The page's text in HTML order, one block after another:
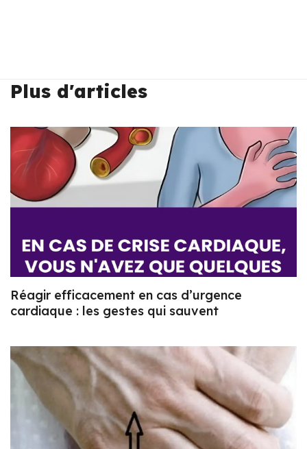
Plus d'articles
Réagir efficacement en cas d’urgence
cardiaque : les gestes qui sauvent